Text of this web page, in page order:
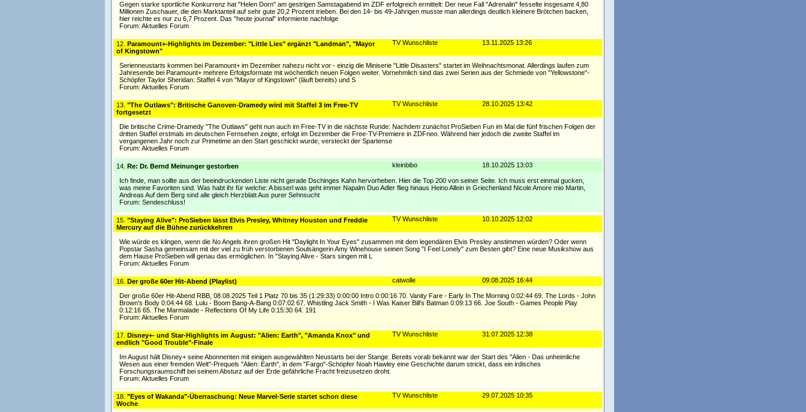
Gegen starke sportliche Konkurrenz hat "Helen Dorn" am gestrigen Samstagabend im ZDF erfolgreich ermittelt: Der neue Fall "Adrenalin" fesselte insgesamt 4,80
Millionen Zuschauer, die den Marktanteil auf sehr gute 20,2 Prozent trieben. Bei den 14- bis 49-Jährigen musste man allerdings deutlich kleinere Brötchen backen,
hier reichte es nur zu 6,7 Prozent. Das "heute journal" informierte nachfolge
Forum: Aktuelles Forum
13.11.2025 13:26
TV Wunschliste
12. Paramount+-Highlights im Dezember: "Little Lies" ergänzt "Landman", "Mayor
of Kingstown"
Serienneustarts kommen bei Paramount+ im Dezember nahezu nicht vor - einzig die Miniserie "Little Disasters" startet im Weihnachtsmonat. Allerdings laufen zum
Jahresende bei Paramount+ mehrere Erfolgsformate mit wöchentlich neuen Folgen weiter. Vornehmlich sind das zwei Serien aus der Schmiede von "Yellowstone"-
Schöpfer Taylor Sheridan: Staffel 4 von "Mayor of Kingstown" (läuft bereits) und S
Forum: Aktuelles Forum
28.10.2025 13:42
TV Wunschliste
13. "The Outlaws": Britische Ganoven-Dramedy wird mit Staffel 3 im Free-TV
fortgesetzt
Die britische Crime-Dramedy "The Outlaws" geht nun auch im Free-TV in die nächste Runde: Nachdem zunächst ProSieben Fun im Mai die fünf frischen Folgen der
dritten Staffel erstmals im deutschen Fernsehen zeigte, erfolgt im Dezember die Free-TV-Premiere in ZDFneo. Während hier jedoch die zweite Staffel im
vergangenen Jahr noch zur Primetime an den Start geschickt wurde, versteckt der Spartense
Forum: Aktuelles Forum
18.10.2025 13:03
kleinbibo
14. Re: Dr. Bernd Meinunger gestorben
Ich finde, man sollte aus der beeindruckenden Liste nicht gerade Dschinges Kahn hervorheben. Hier die Top 200 von seiner Seite. Ich muss erst einmal gucken,
was meine Favoriten sind. Was habt ihr für welche: A bisserl was geht immer Napalm Duo Adler flieg hinaus Heino Allein in Griechenland Nicole Amore mio Martin,
Andreas Auf dem Berg sind alle gleich Herzblatt Aus purer Sehnsucht
Forum: Sendeschluss!
10.10.2025 12:02
TV Wunschliste
15. "Staying Alive": ProSieben lässt Elvis Presley, Whitney Houston und Freddie
Mercury auf die Bühne zurückkehren
Wie würde es klingen, wenn die No Angels ihren großen Hit "Daylight In Your Eyes" zusammen mit dem legendären Elvis Presley anstimmen würden? Oder wenn
Popstar Sasha gemeinsam mit der viel zu früh verstorbenen Soulsängerin Amy Winehouse seinen Song "I Feel Lonely" zum Besten gibt? Eine neue Musikshow aus
dem Hause ProSieben will genau das ermöglichen. In "Staying Alive - Stars singen mit L
Forum: Aktuelles Forum
09.08.2025 16:44
catwolle
16. Der große 60er Hit-Abend (Playlist)
Der große 60er Hit-Abend RBB, 08.08.2025 Teil 1 Platz 70 bis 35 (1:29:33) 0:00:00 Intro 0:00:16 70. Vanity Fare - Early In The Morning 0:02:44 69. The Lords - John
Brown's Body 0:04:44 68. Lulu - Boom Bang-A-Bang 0:07:02 67. Whistling Jack Smith - I Was Kaiser Bill's Batman 0:09:13 66. Joe South - Games People Play
0:12:16 65. The Marmalade - Reflections Of My Life 0:15:30 64. 191
Forum: Aktuelles Forum
31.07.2025 12:38
TV Wunschliste
17. Disney+- und Star-Highlights im August: "Alien: Earth", "Amanda Knox" und
endlich "Good Trouble"-Finale
Im August hält Disney+ seine Abonnenten mit einigen ausgewählten Neustarts bei der Stange. Bereits vorab bekannt war der Start des "Alien - Das unheimliche
Wesen aus einer fremden Welt"-Prequels "Alien: Earth", in dem "Fargo"-Schöpfer Noah Hawley eine Geschichte darum strickt, dass ein irdisches
Forschungsraumschiff bei seinem Absturz auf der Erde gefährliche Fracht freizusetzen droht.
Forum: Aktuelles Forum
29.07.2025 10:35
TV Wunschliste
18. "Eyes of Wakanda"-Überraschung: Neue Marvel-Serie startet schon diese
Woche